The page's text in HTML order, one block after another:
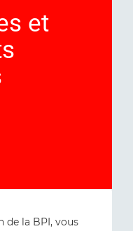
et
de la BPI, vous